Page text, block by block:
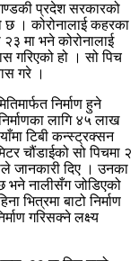
प्रदेश सरकारको
छ । कोरोनालाई कहरका
२३ मा भने कोरोनालाई
गरिएको हो । सो पिच
गरे ।
निर्माण हुने
लागि ४५ लाख
टिबी कन्स्ट्रक्सन
चौंडाईको सो पिचमा २
जानकारी दिए । उनका
भने नालीसँग जोडिएको
भित्रमा बाटो निर्माण
गरिसक्ने लक्ष्य